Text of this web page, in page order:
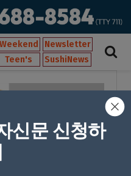
Weekend
Newsletter
Teen's
SushiNews
신문 신청하